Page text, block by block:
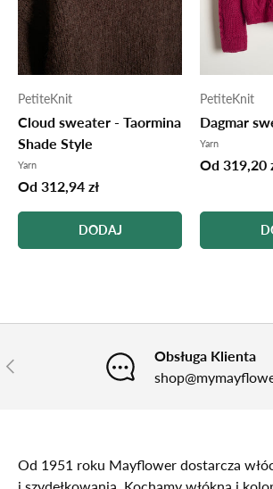
PetiteKnit
Cloud sweater - Taormina
Shade Style
Yarn
Od 312,94 zł
DODAJ
PetiteKnit
Dagmar
Yarn
Od 319,20
POPRZEDNI
Obsługa Klienta
Od 1951 roku Mayflower dostarcza